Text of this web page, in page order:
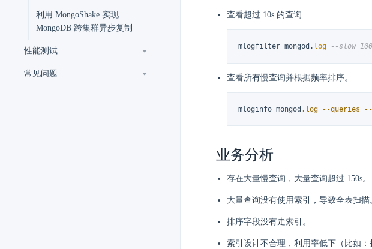
利用 MongoShake 实现
MongoDB 跨集群异步复制
性能测试
常见问题
查看超过 10s 的查询
mlogfilter mongod. log --slow
查看所有慢查询并根据频率排序。
mloginfo mongod .log --queries
业务分析
存在大量慢查询，大量查询超过 150s。
大量查询没有使用索引，导致全表扫描
排序字段没有走索引。
索引设计不合理，利用率低下（比如